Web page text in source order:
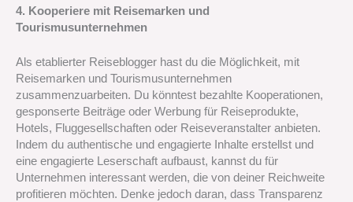
4. Kooperiere mit Reisemarken und
Tourismusunternehmen
Als etablierter Reiseblogger hast du die Möglichkeit, mit
Reisemarken und Tourismusunternehmen
zusammenzuarbeiten. Du könntest bezahlte Kooperationen,
gesponserte Beiträge oder Werbung für Reiseprodukte,
Hotels, Fluggesellschaften oder Reiseveranstalter anbieten.
Indem du authentische und engagierte Inhalte erstellst und
eine engagierte Leserschaft aufbaust, kannst du für
Unternehmen interessant werden, die von deiner Reichweite
profitieren möchten. Denke jedoch daran, dass Transparenz